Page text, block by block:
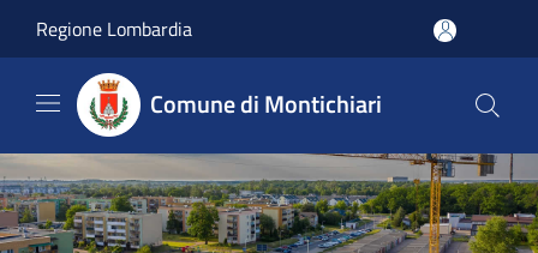
Regione Lombardia
Comune di Montichiari